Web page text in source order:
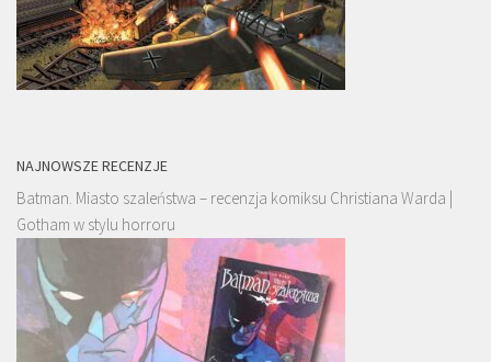
NAJNOWSZE RECENZJE
Batman. Miasto szaleństwa – recenzja komiksu Christiana Warda |
Gotham w stylu horroru